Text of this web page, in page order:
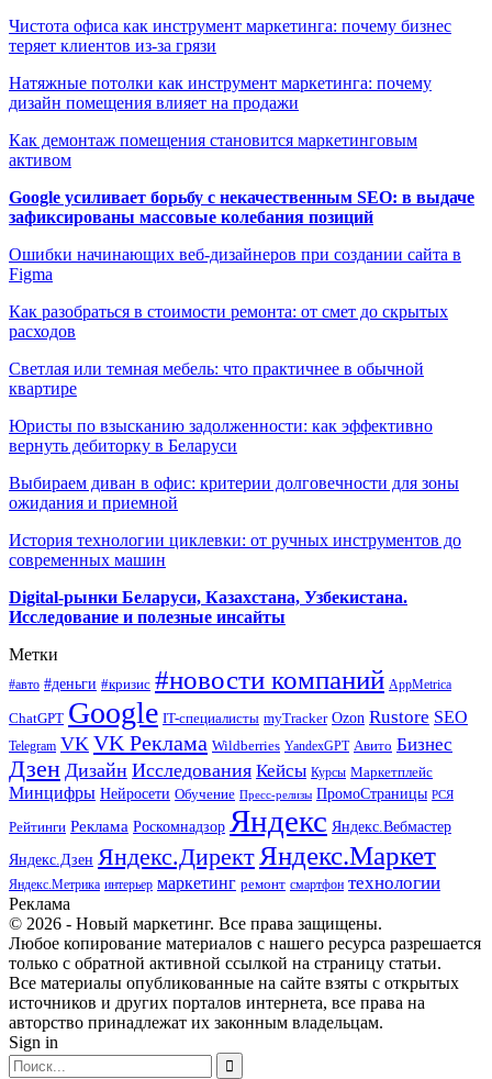
Чистота офиса как инструмент маркетинга: почему бизнес
теряет клиентов из-за грязи
Натяжные потолки как инструмент маркетинга: почему
дизайн помещения влияет на продажи
Как демонтаж помещения становится маркетинговым
активом
Google усиливает борьбу с некачественным SEO: в выдаче
зафиксированы массовые колебания позиций
Ошибки начинающих веб-дизайнеров при создании сайта в
Figma
Как разобраться в стоимости ремонта: от смет до скрытых
расходов
Светлая или темная мебель: что практичнее в обычной
квартире
Юристы по взысканию задолженности: как эффективно
вернуть дебиторку в Беларуси
Выбираем диван в офис: критерии долговечности для зоны
ожидания и приемной
История технологии циклевки: от ручных инструментов до
современных машин
Digital-рынки Беларуси, Казахстана, Узбекистана.
Исследование и полезные инсайты
Метки
#авто #деньги #кризис #новости компаний AppMetrica
ChatGPT Google IT-специалисты myTracker Ozon Rustore SEO
Telegram VK VK Реклама Wildberries YandexGPT Авито Бизнес
Дзен Дизайн Исследования Кейсы Курсы Маркетплейс
Минцифры Нейросети Обучение Пресс-релизы ПромоСтраницы РСЯ
Рейтинги Реклама Роскомнадзор Яндекс Яндекс.Вебмастер
Яндекс.Дзен Яндекс.ДиректЯндекс.Маркет
Яндекс.Метрика интерьер маркетинг ремонт смартфон технологии
Реклама
© 2026 - Новый маркетинг. Все права защищены.
Любое копирование материалов с нашего ресурса разрешается
только с обратной активной ссылкой на страницу статьи.
Все материалы опубликованные на сайте взяты с открытых
источников и других порталов интернета, все права на
авторство принадлежат их законным владельцам.
Sign in